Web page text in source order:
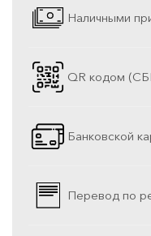
Наличными
QR кодом
Банковской
Перевод по